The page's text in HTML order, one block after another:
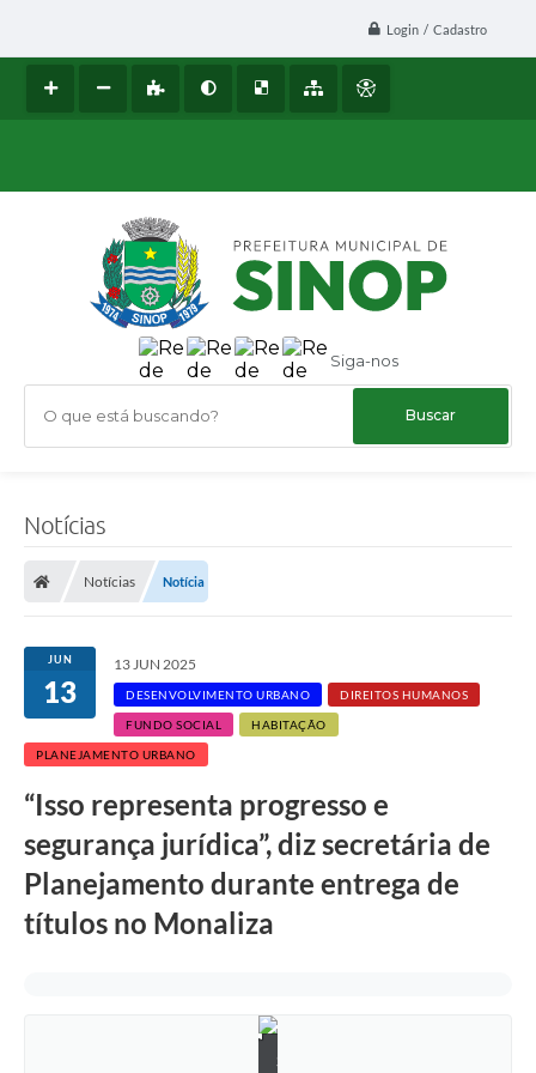
Login / Cadastro
Siga-nos
O que está buscando?
Notícias
Notícias Notícia
JUN
13
13 JUN 2025
DESENVOLVIMENTO URBANO DIREITOS HUMANOS
FUNDO SOCIAL HABITAÇÃO
PLANEJAMENTO URBANO
“Isso representa progresso e
segurança jurídica”, diz secretária de
Planejamento durante entrega de
títulos no Monaliza
S